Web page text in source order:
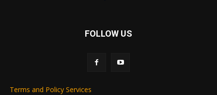
FOLLOW US
Terms and Policy Services